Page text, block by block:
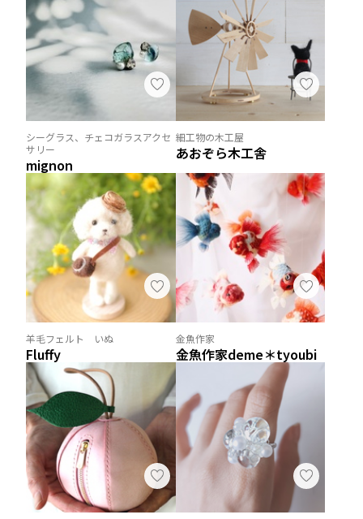
シーグラス、チェコガラスアクセ
サリー
mignon
細工物の木工屋
あおぞら木工舎
羊毛フェルト いぬ
Fluffy
金魚作家
金魚作家deme＊tyoubi